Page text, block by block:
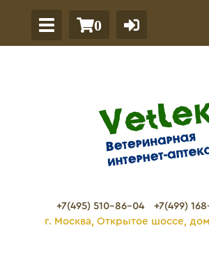
0
+7(495) 510-86-04
+7(499)
г. Москва, Открытое шоссе,